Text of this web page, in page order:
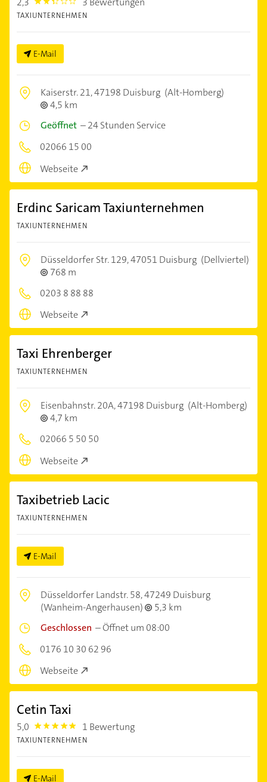
2.3
TAXIUNTERNEHMEN
E-Mail
Kaiserstr. 21,47198 Duisburg (Alt-Homberg)
4,5 km
Geöffnet –24 Stunden Service
02066 15 00
Webseite
Erdinc Saricam Taxiunternehmen
TAXIUNTERNEHMEN
Düsseldorfer Str. 129,47051 Duisburg (Dellviertel)
768 m
0203 8 88 88
Webseite
Taxi Ehrenberger
TAXIUNTERNEHMEN
Eisenbahnstr. 20A,47198 Duisburg (Alt-Homberg)
4,7 km
02066 5 50 50
Webseite
Taxibetrieb Lacic
TAXIUNTERNEHMEN
E-Mail
Düsseldorfer Landstr. 58,47249 Duisburg
(Wanheim-Angerhausen)
5,3 km
Geschlossen –Öffnet um 08:00
0176 10 30 62 96
Webseite
Cetin Taxi
5,0 5.0 1 Bewertung
TAXIUNTERNEHMEN
E-Mail